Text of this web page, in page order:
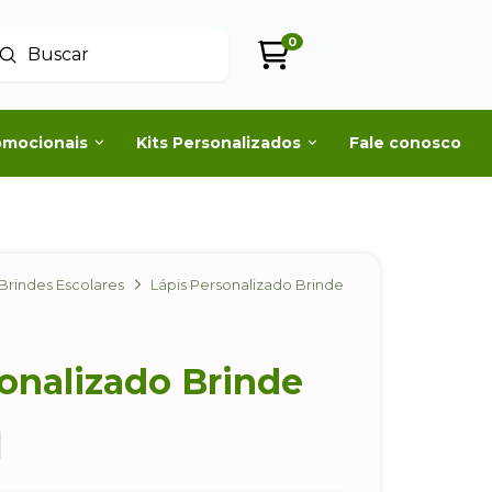
Enviar
0
Kits Personalizados Fale conosco
Escolares Lápis Personalizado Brinde
Brinde